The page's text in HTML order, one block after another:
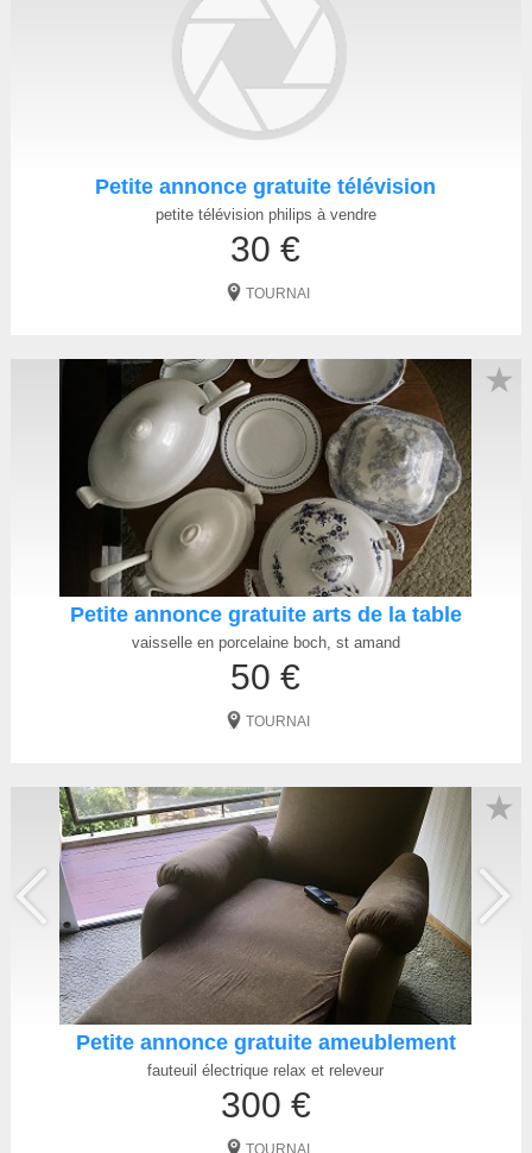
Petite annonce gratuite télévision
petite télévision philips à vendre
30 €
TOURNAI
Petite annonce gratuite arts de la table
vaisselle en porcelaine boch, st amand
50 €
TOURNAI
★
Petite annonce gratuite ameublement
fauteuil électrique relax et releveur
300 €
★